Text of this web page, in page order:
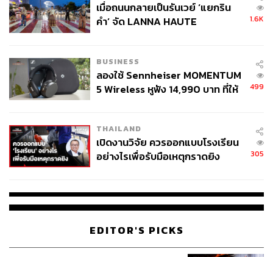
เมื่อถนนกลายเป็นรันเวย์ ‘แยกริน
คำ’ จัด LANNA HAUTE
1.6K
BUSINESS
ลองใช้ Sennheiser MOMENTUM
5 Wireless หูฟัง 14,990 บาท ที่ให้
499
THAILAND
เปิดงานวิจัย ควรออกแบบโรงเรียน
อย่างไรเพื่อรับมือเหตุกราดยิง
305
EDITOR'S PICKS